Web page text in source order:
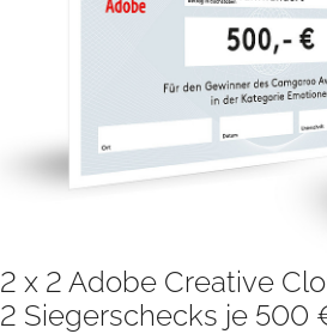
2 x 2 Adobe Creative
2 Siegerschecks je 500